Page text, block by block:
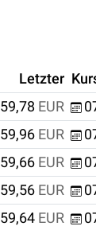
Letzter
59,78 EUR
59,96 EUR
59,66 EUR
59,56 EUR
59,64 EUR